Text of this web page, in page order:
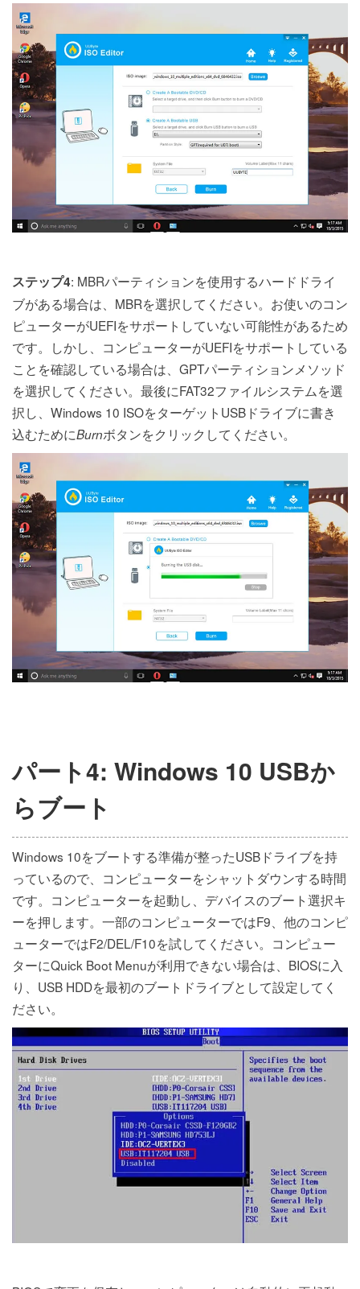
ステップ4: MBRパーティションを使用するハードドライ
ブがある場合は、MBRを選択してください。お使いのコン
ピューターがUEFIをサポートしていない可能性があるため
です。しかし、コンピューターがUEFIをサポートしている
ことを確認している場合は、GPTパーティションメソッド
を選択してください。最後にFAT32ファイルシステムを選
択し、Windows 10 ISOをターゲットUSBドライブに書き
込むためにBurnボタンをクリックしてください。
パート4: Windows 10 USBか
らブート
Windows 10をブートする準備が整ったUSBドライブを持
っているので、コンピューターをシャットダウンする時間
です。コンピューターを起動し、デバイスのブート選択キ
ーを押します。一部のコンピューターではF9、他のコンピ
ューターではF2/DEL/F10を試してください。コンピュー
ターにQuick Boot Menuが利用できない場合は、BIOSに入
り、USB HDDを最初のブートドライブとして設定してく
ださい。